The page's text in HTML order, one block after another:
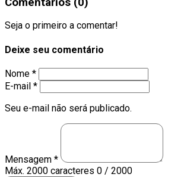
Seja o primeiro a comentar!
Deixe seu comentário
Nome *
E-mail *
Seu e-mail não será publicado.
Mensagem *
Máx. 2000 caracteres 0 / 2000